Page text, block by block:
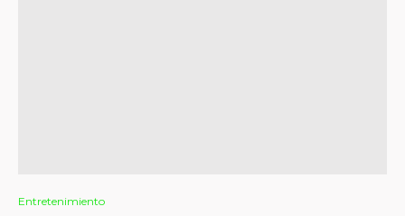
Entretenimiento